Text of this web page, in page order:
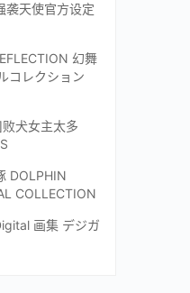
袭天使官方设定
幻舞
コレクション
犬女主太多
DOLPHIN
COLLECTION
画集 デジガ